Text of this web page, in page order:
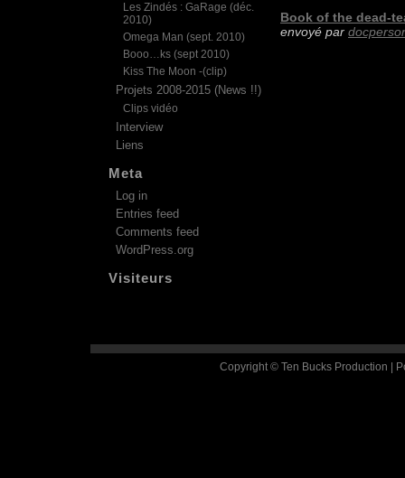
Book of the dead-
envoyé par
Les Zindés : GaRage (déc.
2010)
Omega Man (sept. 2010)
Booo…ks (sept 2010)
Kiss The Moon -(clip)
Projets 2008-2015 (News !!)
Clips vidéo
Interview
Liens
Meta
Log in
Entries feed
Comments feed
WordPress.org
Visiteurs
Copyright © Ten Bucks Production |